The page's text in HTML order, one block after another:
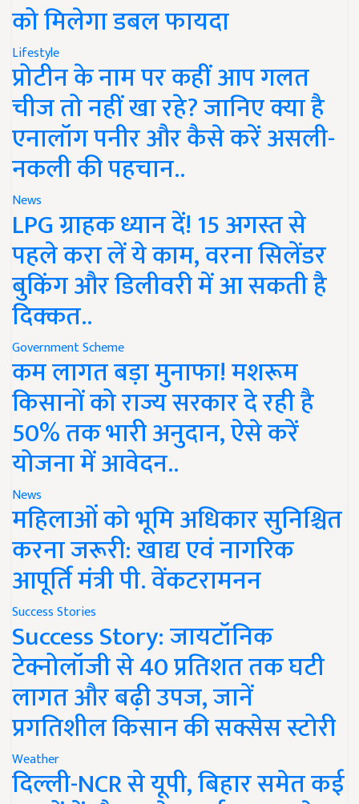
को मिलेगा डबल फायदा
Lifestyle
प्रोटीन के नाम पर कहीं आप गलत
चीज तो नहीं खा रहे? जानिए क्या है
एनालॉग पनीर और कैसे करें असली-
नकली की पहचान..
News
LPG ग्राहक ध्यान दें! 15 अगस्त से
पहले करा लें ये काम, वरना सिलेंडर
बुकिंग और डिलीवरी में आ सकती है
दिक्कत..
Government Scheme
कम लागत बड़ा मुनाफा! मशरूम
किसानों को राज्य सरकार दे रही है
50% तक भारी अनुदान, ऐसे करें
योजना में आवेदन..
News
महिलाओं को भूमि अधिकार सुनिश्चित
करना जरूरी: खाद्य एवं नागरिक
आपूर्ति मंत्री पी. वेंकटरामनन
Success Stories
Success Story: जायटॉनिक
टेक्नोलॉजी से 40 प्रतिशत तक घटी
लागत और बढ़ी उपज, जानें
प्रगतिशील किसान की सक्सेस स्टोरी
Weather
दिल्ली-NCR से यूपी, बिहार समेत कई